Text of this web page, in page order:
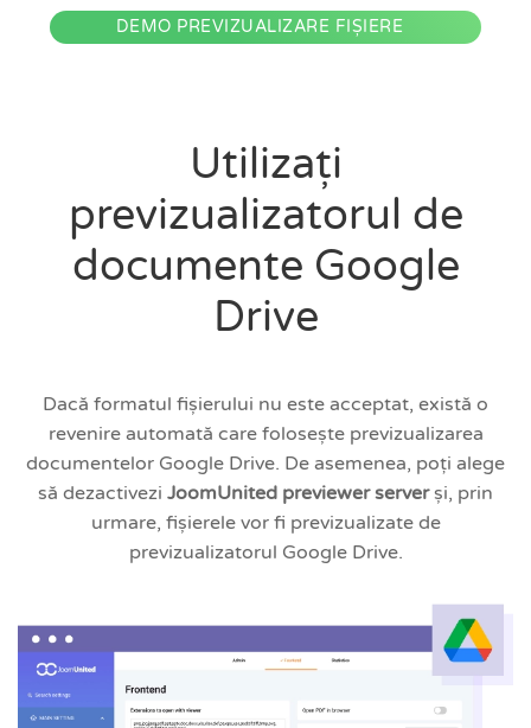
DEMO PREVIZUALIZARE FIȘIERE
Utilizați
previzualizatorul de
documente Google
Drive
Dacă formatul fișierului nu este acceptat, există o
revenire automată care folosește previzualizarea
documentelor Google Drive. De asemenea, poți alege
să dezactivezi JoomUnited previewer serverși, prin
urmare, fișierele vor fi previzualizate de
previzualizatorul Google Drive.